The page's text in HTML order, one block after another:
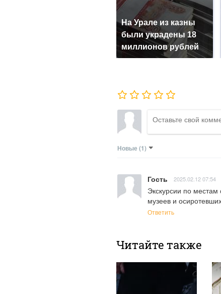
На Урале из казны
были украдены 18
миллионов рублей
Новые (1)
Гость 2025.02.12 07:54
Экскурсии по
музеев и
Ответить
Читайте также